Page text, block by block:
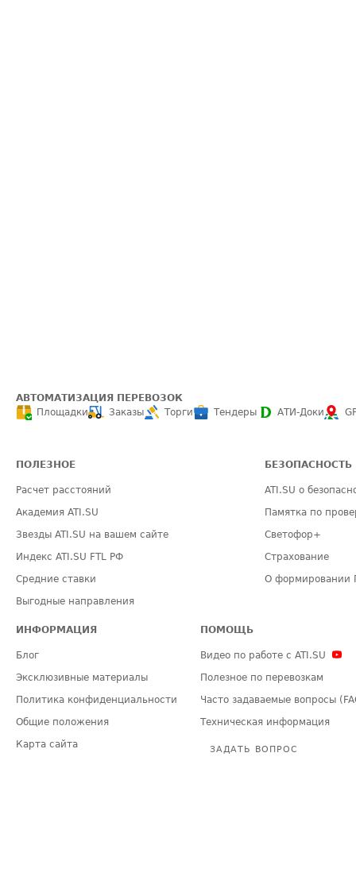
АВТОМАТИЗАЦИЯ ПЕРЕВОЗОК
Площадки
Заказы Торги Тендеры АТИ-Доки
ПОЛЕЗНОЕ
Расчет расстояний
Академия ATI.SU
Звезды ATI.SU на вашем сайте
Индекс ATI.SU FTL РФ
Средние ставки
Выгодные направления
БЕЗОПАСНОСТЬ
ATI.SU о
Памятка по
Светофор+
Страхование
О формировании
ИНФОРМАЦИЯ
Блог
Эксклюзивные материалы
Политика конфиденциальности
Общие положения
Карта сайта
ПОМОЩЬ
Видео по работе с ATI.SU
Полезное по перевозкам
Часто задаваемые вопросы
Техническая информация
ЗАДАТЬ ВОПРОС